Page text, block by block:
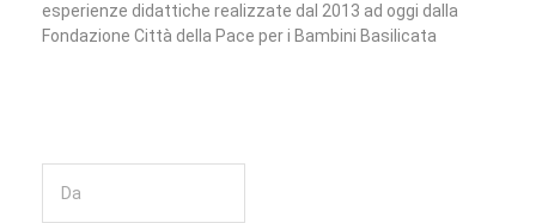
esperienze didattiche realizzate dal 2013 ad oggi dalla
Fondazione Città della Pace per i Bambini Basilicata